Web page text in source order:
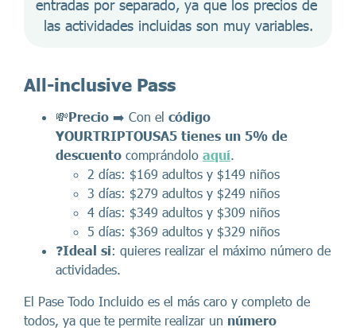
entradas por separado, ya que los precios de
las actividades incluidas son muy variables.
All-inclusive Pass
💸Precio ➡️ Con el código
YOURTRIPTOUSA5 tienes un 5% de
descuento comprándolo aquí.
2 días: $169 adultos y $149 niños
3 días: $279 adultos y $249 niños
4 días: $349 adultos y $309 niños
5 días: $369 adultos y $329 niños
❓Ideal si: quieres realizar el máximo número de
actividades.
El Pase Todo Incluido es el más caro y completo de
todos, ya que te permite realizar un número